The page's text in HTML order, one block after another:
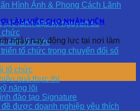
Hình Ảnh & Phong Cách Lãnh
lực lãnh đạo kỷ nguyên số
cấu tổ chức
triển tổ chức trong chuyển đổi số
tổ chức
quả thực thi
năng lõi
đào tạo Signature
đề được doanh nghiệp yêu thích
LÀM VIỆC CHO NHÂN VIÊN
ngày nay, động lực tại nơi làm